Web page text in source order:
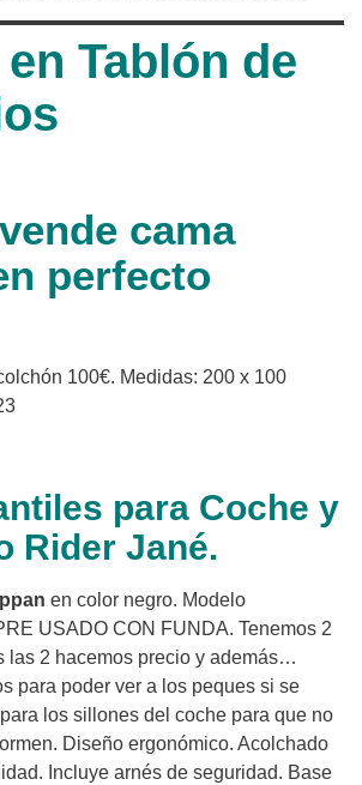
en Tablón de
cama
perfecto
100€. Medidas: 200 x 100
para Coche y
Rider Jané.
en color negro. Modelo
USADO CON FUNDA. Tenemos 2
las 2 hacemos precio y además…
para poder ver a los peques si se
los sillones del coche para que no
Diseño ergonómico. Acolchado
Incluye arnés de seguridad. Base